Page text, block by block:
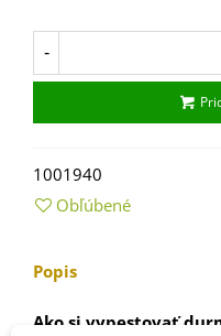
-
1001940
Obľúbené
Popis
Ako si vypestovať